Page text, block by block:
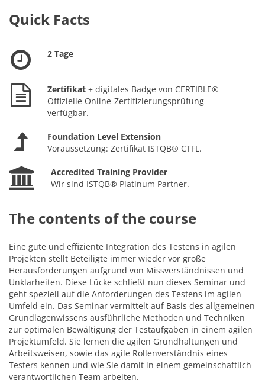
Quick Facts
2 Tage
Zertifikat + digitales Badge von CERTIBLE®
Offizielle Online-Zertifizierungsprüfung
verfügbar.
Foundation Level Extension
Voraussetzung: Zertifikat ISTQB® CTFL.
Accredited Training Provider
Wir sind ISTQB® Platinum Partner.
The contents of the course
Eine gute und effiziente Integration des Testens in agilen
Projekten stellt Beteiligte immer wieder vor große
Herausforderungen aufgrund von Missverständnissen und
Unklarheiten. Diese Lücke schließt nun dieses Seminar und
geht speziell auf die Anforderungen des Testens im agilen
Umfeld ein. Das Seminar vermittelt auf Basis des allgemeinen
Grundlagenwissens ausführliche Methoden und Techniken
zur optimalen Bewältigung der Testaufgaben in einem agilen
Projektumfeld. Sie lernen die agilen Grundhaltungen und
Arbeitsweisen, sowie das agile Rollenverständnis eines
Testers kennen und wie Sie damit in einem gemeinschaftlich
verantwortlichen Team arbeiten.